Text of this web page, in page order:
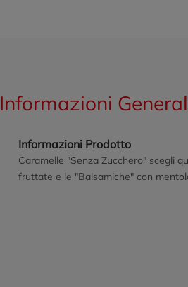
Informazioni
Informazioni Prodotto
Caramelle "Senza Zucchero" scegli
fruttate e le "Balsamiche" con